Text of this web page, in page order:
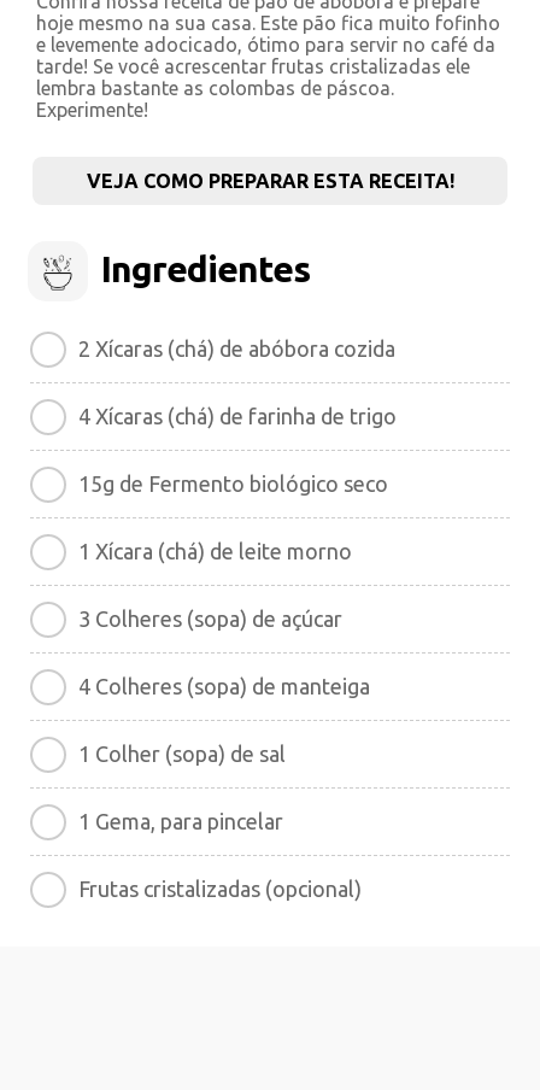
hoje mesmo na sua casa. Este pão fica muito fofinho
e levemente adocicado, ótimo para servir no café da
tarde! Se você acrescentar frutas cristalizadas ele
lembra bastante as colombas de páscoa.
Experimente!
VEJA COMO PREPARAR ESTA RECEITA!
Ingredientes
2 Xícaras (chá) de abóbora cozida
4 Xícaras (chá) de farinha de trigo
15g de Fermento biológico seco
1 Xícara (chá) de leite morno
3 Colheres (sopa) de açúcar
4 Colheres (sopa) de manteiga
1 Colher (sopa) de sal
1 Gema, para pincelar
Frutas cristalizadas (opcional)